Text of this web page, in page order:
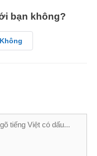
bạn không?
Không